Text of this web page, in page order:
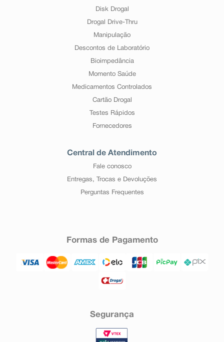
Disk Drogal
Drogal Drive-Thru
Manipulação
Descontos de Laboratório
Bioimpedância
Momento Saúde
Medicamentos Controlados
Cartão Drogal
Testes Rápidos
Fornecedores
Central de Atendimento
Fale conosco
Entregas, Trocas e Devoluções
Perguntas Frequentes
Formas de Pagamento
Segurança